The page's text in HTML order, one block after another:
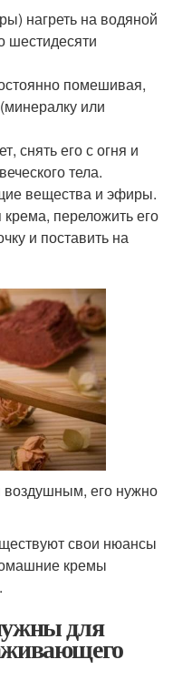
нагреть на водяной
шестидесяти
помешивая,
или
снять его с огня и
тела.
вещества и эфиры.
переложить его
и поставить на
его нужно
свои нюансы
кремы
для